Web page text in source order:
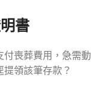
書
付喪葬費用，急需動
領該筆存款？